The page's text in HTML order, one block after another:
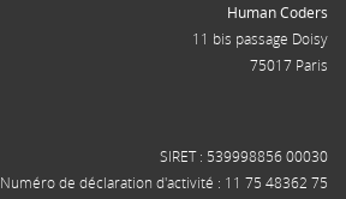
Human Coders
11 bis passage Doisy
75017 Paris
SIRET : 539998856 00030
Numéro de déclaration d'activité : 11 75 48362 75